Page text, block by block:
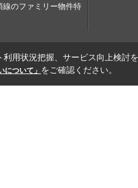
線のファミリー物件特
用状況把握、サービス向上検討
について」 をご確認ください。